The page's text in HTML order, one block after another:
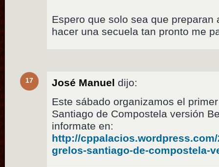
Espero que solo sea que preparan
hacer una secuela tan pronto me
17 José Manuel dijo:
Este sábado organizamos el
Santiago de Compostela versión
informate en:
http://
grelos-santiago-de-compostela-